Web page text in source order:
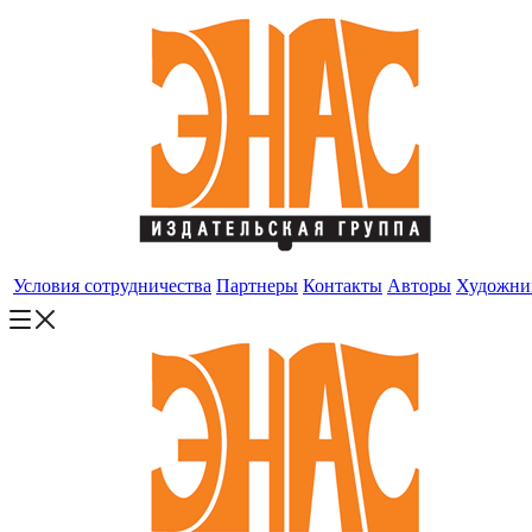
Условия сотрудничества Партнеры Контакты Авторы